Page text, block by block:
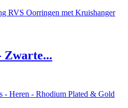
Zwarte...